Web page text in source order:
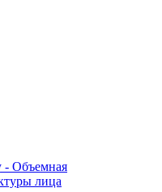
- Объемная
лица